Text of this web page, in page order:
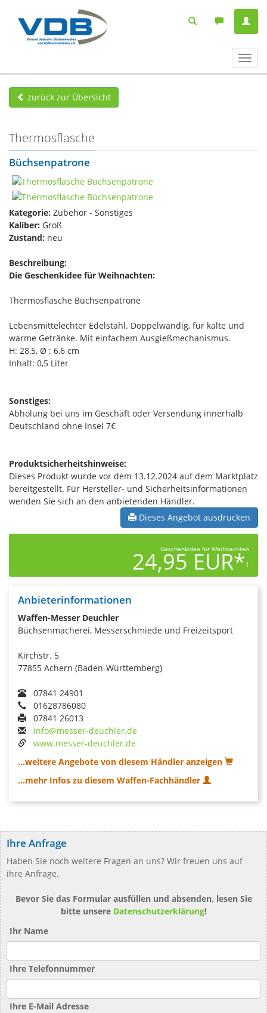
ein-/
zurück zur Übersicht
Thermosflasche
Büchsenpatrone
Kategorie: Zubehör - Sonstiges
Kaliber: Groß
Zustand: neu
Beschreibung:
Die Geschenkidee für Weihnachten:
Thermosflasche Büchsenpatrone
Lebensmittelechter Edelstahl. Doppelwandig, für kalte und
warme Getränke. Mit einfachem Ausgießmechanismus.
H: 28,5, Ø : 6,6 cm
Inhalt: 0,5 Liter
Sonstiges:
Abholung bei uns im Geschäft oder Versendung innerhalb
Deutschland ohne Insel 7€
Produktsicherheitshinweise:
Dieses Produkt wurde vor dem 13.12.2024 auf dem Marktplatz
bereitgestellt. Für Hersteller- und Sicherheitsinformationen
wenden Sie sich an den anbietenden Händler.
Dieses Angebot ausdrucken
Geschenkidee für Weihnachten
24,95 EUR*1
Anbieterinformationen
Waffen-Messer Deuchler
Büchsenmacherei, Messerschmiede und Freizeitsport
Kirchstr. 5
77855 Achern (Baden-Württemberg)
07841 24901
01628786080
07841 26013
info@messer-deuchler.de
www.messer-deuchler.de
...weitere Angebote von diesem Händler anzeigen
...mehr Infos zu diesem Waffen-Fachhändler
Ihre Anfrage
Haben Sie noch weitere Fragen an uns? Wir freuen uns auf
ihre Anfrage.
Bevor Sie das Formular ausfüllen und absenden, lesen Sie
bitte unsere Datenschutzerklärung!
Ihr Name
Ihre Telefonnummer
Ihre E-Mail Adresse